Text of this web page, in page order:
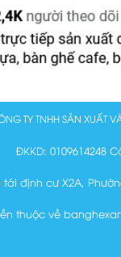
TY TNHH SẢN XUẤT
ĐKKD: 0109614248
tái định cư X2A,
thuộc về